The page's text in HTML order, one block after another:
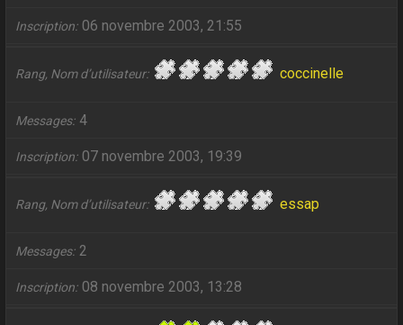
Inscription 06 novembre 2003, 21:55
Rang, Nom d’utilisateur coccinelle
Messages 4
Inscription 07 novembre 2003, 19:39
Rang, Nom d’utilisateur essap
Messages 2
Inscription 08 novembre 2003, 13:28